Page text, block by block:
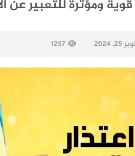
ومؤثرة للتعبير عن
2024
1257